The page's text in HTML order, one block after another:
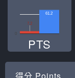
7.2
61.2
PTS
得分 Points